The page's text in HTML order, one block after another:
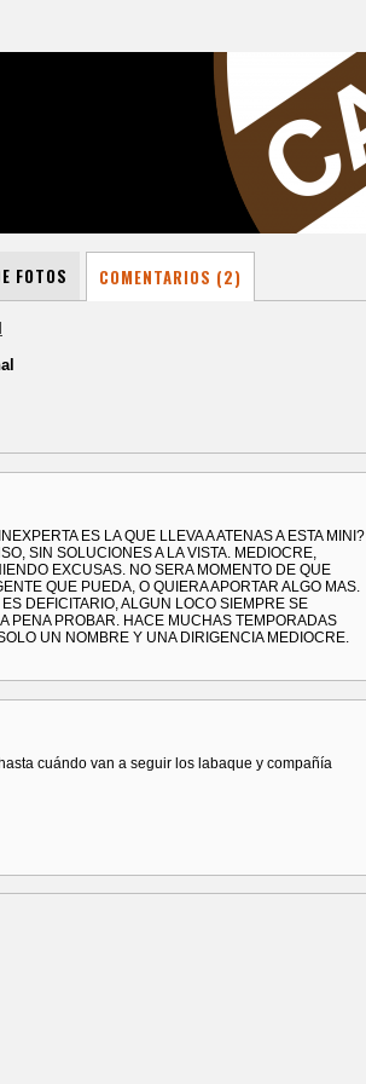
FOTOS COMENTARIOS (2)
ES LA QUE LLEVA A ATENAS A ESTA MINI?
SIN SOLUCIONES A LA VISTA. MEDIOCRE,
EXCUSAS. NO SERA MOMENTO DE QUE
QUE PUEDA, O QUIERA APORTAR ALGO MAS.
DEFICITARIO, ALGUN LOCO SIEMPRE SE
PENA PROBAR. HACE MUCHAS TEMPORADAS
UN NOMBRE Y UNA DIRIGENCIA MEDIOCRE.
cuándo van a seguir los labaque y compañía